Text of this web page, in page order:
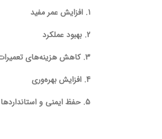
1. افزایش عمر مفید
2. بهبود عملکرد
3. کاهش هزینه‌های تعمیرات
4. افزایش بهره‌وری
5. حفظ ایمنی و استانداردها